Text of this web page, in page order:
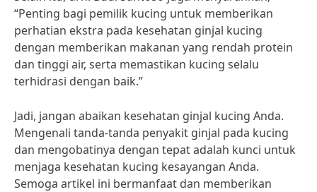
“Penting bagi pemilik kucing untuk memberikan
perhatian ekstra pada kesehatan ginjal kucing
dengan memberikan makanan yang rendah protein
dan tinggi air, serta memastikan kucing selalu
terhidrasi dengan baik.”
Jadi, jangan abaikan kesehatan ginjal kucing Anda.
Mengenali tanda-tanda penyakit ginjal pada kucing
dan mengobatinya dengan tepat adalah kunci untuk
menjaga kesehatan kucing kesayangan Anda.
Semoga artikel ini bermanfaat dan memberikan